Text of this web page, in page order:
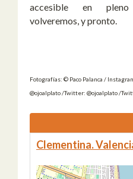
accesible en pleno
volveremos, y pronto.
Fotografías: © Paco Palanca /
@ojoalplato /Twitter: @ojoalplato /
Clementina.